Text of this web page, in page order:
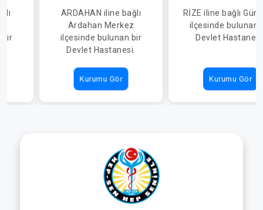
bir
ARDAHAN iline bağlı
Ardahan Merkez
ilçesinde bulunan bir
Devlet Hastanesi.
Kurumu Gör
HASTANESİ
RİZE iline bağlı
ilçesinde bulunan
Devlet
Kurumu Gör